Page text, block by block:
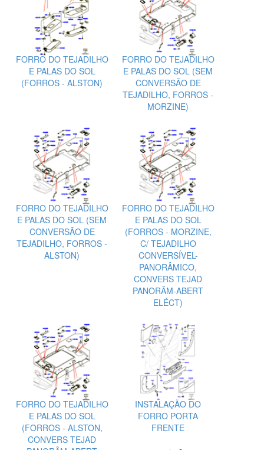
FORRO DO TEJADILHO
E PALAS DO SOL
(FORROS - ALSTON)
FORRO DO TEJADILHO
E PALAS DO SOL (SEM
CONVERSÃO DE
TEJADILHO, FORROS -
MORZINE)
FORRO DO TEJADILHO
E PALAS DO SOL (SEM
CONVERSÃO DE
TEJADILHO, FORROS -
ALSTON)
FORRO DO TEJADILHO
E PALAS DO SOL
(FORROS - MORZINE,
C/ TEJADILHO
CONVERSÍVEL-
PANORÂMICO,
CONVERS TEJAD
PANORÂM-ABERT
ELÉCT)
FORRO DO TEJADILHO
E PALAS DO SOL
(FORROS - ALSTON,
CONVERS TEJAD
INSTALAÇÃO DO
FORRO PORTA
FRENTE